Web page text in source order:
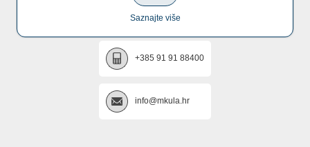
+385 22 670 005
+385 91 91 88400
info@mkula.hr
Saznajte više